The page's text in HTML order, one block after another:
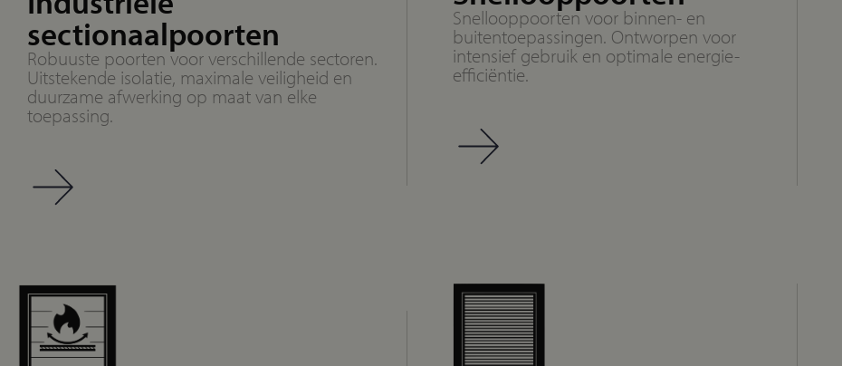
sectionaalpoorten
Robuuste poorten voor verschillende sectoren.
Uitstekende isolatie, maximale veiligheid en
duurzame afwerking op maat van elke
toepassing.
Snellooppoorten voor binnen- en
buitentoepassingen. Ontworpen voor
intensief gebruik en optimale energie-
efficiëntie.